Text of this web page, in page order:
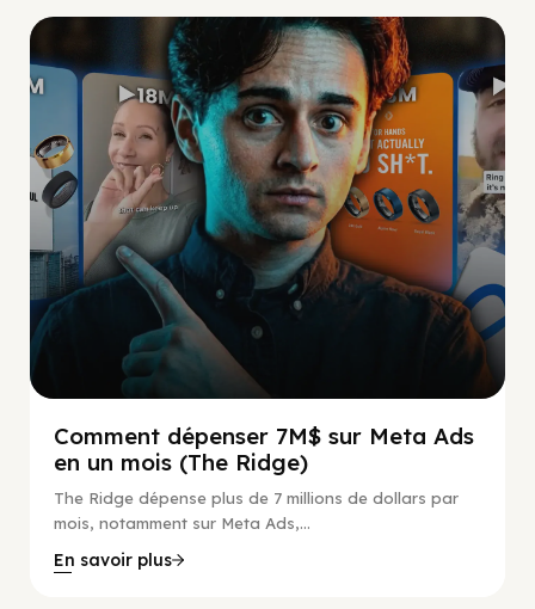
Social Scaling
Comment dépenser 7M$ sur Meta Ads
en un mois (The Ridge)
The Ridge dépense plus de 7 millions de dollars par
mois, notamment sur Meta Ads,...
En savoir plus